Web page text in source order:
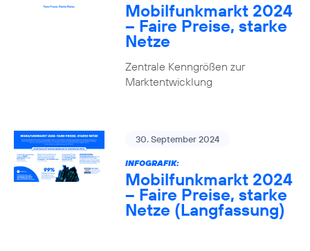
Mobilfunkmarkt 2024
– Faire Preise, starke
Netze
Zentrale Kenngrößen zur
Marktentwicklung
30. September 2024
INFOGRAFIK:
Mobilfunkmarkt 2024
– Faire Preise, starke
Netze (Langfassung)